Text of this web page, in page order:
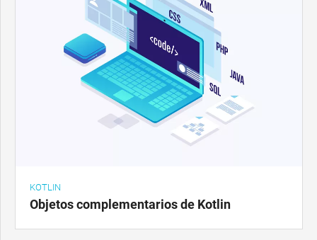
KOTLIN
Objetos complementarios de Kotlin